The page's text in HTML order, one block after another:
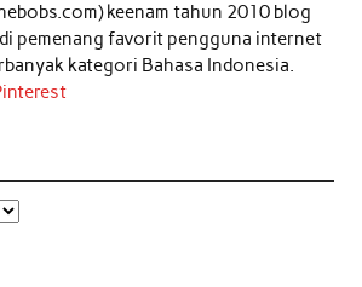
keenam tahun 2010 blog
pemenang favorit pengguna internet
kategori Bahasa Indonesia.